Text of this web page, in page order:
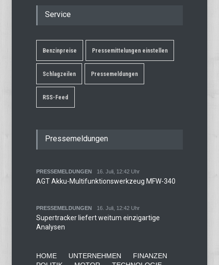
Service
Benzinpreise Pressemittelungen einstellen
Schlagzeilen Pressemeldungen
RSS-Feed
Pressemeldungen
PRESSEMELDUNGEN 16. Juli, 12:42 Uhr
AGT Akku-Multifunktionswerkzeug MFW-340
PRESSEMELDUNGEN 16. Juli, 12:42 Uhr
Supertracker liefert weitum einzigartige
Analysen
HOME UNTERNEHMEN
FINANZEN